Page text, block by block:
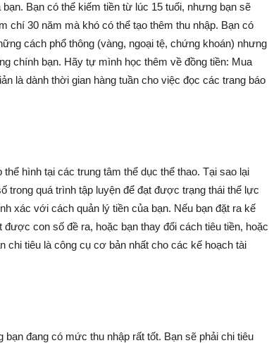
Làm
Bạn có thể kiếm tiền từ lúc 15 tuổi, nhưng bạn sẽ
chí 30 năm mà khó có thể tạo thêm thu nhập. Bạn có
cách phổ thông (vàng, ngoại tệ, chứng khoán) nhưng
chính bạn. Hãy tự mình học thêm về đồng tiền: Mua
là dành thời gian hàng tuần cho việc đọc các trang báo
hình tại các trung tâm thể dục thể thao. Tại sao lại
trong quá trình tập luyện để đạt được trạng thái thể lực
xác với cách quản lý tiền của bạn. Nếu bạn đặt ra kế
con số đề ra, hoặc bạn thay đổi cách tiêu tiền, hoặc
chi tiêu là công cụ cơ bản nhất cho các kế hoạch tài
đang có mức thu nhập rất tốt. Bạn sẽ phải chi tiêu